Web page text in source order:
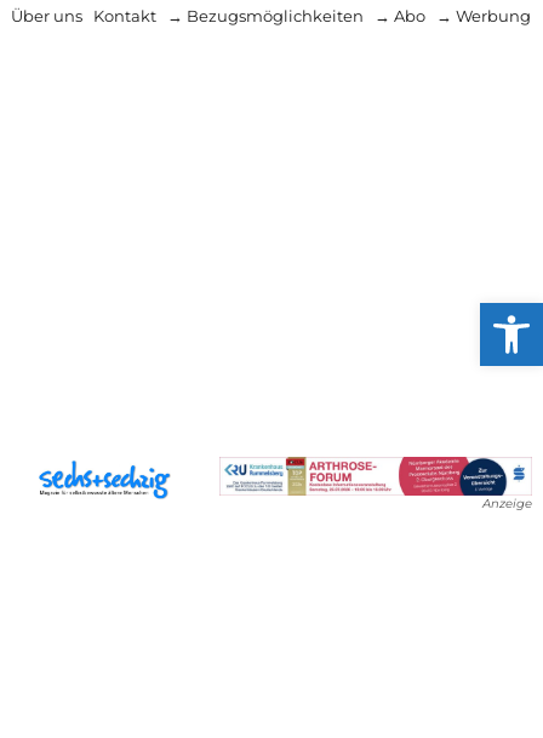
Über uns Kontakt → Bezugsmöglichkeiten → Abo → Werbung
Anzeige